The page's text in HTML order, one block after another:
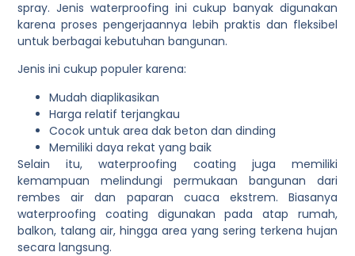
spray. Jenis waterproofing ini cukup banyak digunakan
karena proses pengerjaannya lebih praktis dan fleksibel
untuk berbagai kebutuhan bangunan.
Jenis ini cukup populer karena:
Mudah diaplikasikan
Harga relatif terjangkau
Cocok untuk area dak beton dan dinding
Memiliki daya rekat yang baik
Selain itu, waterproofing coating juga memiliki
kemampuan melindungi permukaan bangunan dari
rembes air dan paparan cuaca ekstrem. Biasanya
waterproofing coating digunakan pada atap rumah,
balkon, talang air, hingga area yang sering terkena hujan
secara langsung.